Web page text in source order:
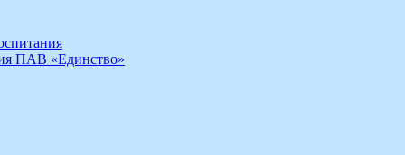
ПАВ «Единство»